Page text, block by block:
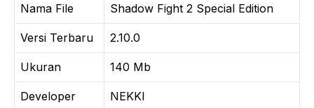
Nama File Shadow Fight 2 Special Edition
Versi Terbaru 2.10.0
Ukuran 140 Mb
Developer NEKKI